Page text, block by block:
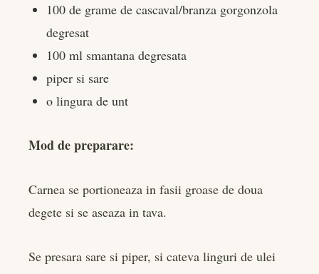
100 de grame de cascaval/branza gorgonzola
degresat
100 ml smantana degresata
piper si sare
o lingura de unt
Mod de preparare:
Carnea se portioneaza in fasii groase de doua
degete si se aseaza in tava.
Se presara sare si piper, si cateva linguri de ulei